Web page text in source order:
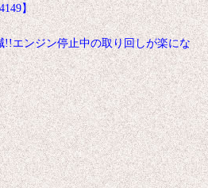
】
!!エンジン停止中の取り回しが楽にな